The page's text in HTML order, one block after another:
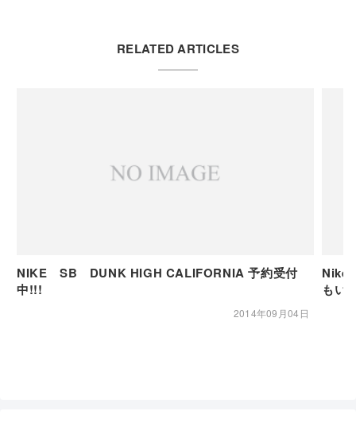
RELATED ARTICLES
NIKE SB DUNK HIGH CALIFORNIA 予約受付
中!!!
2014年09月04日
Nike SB エヴァレットパンツが
もい